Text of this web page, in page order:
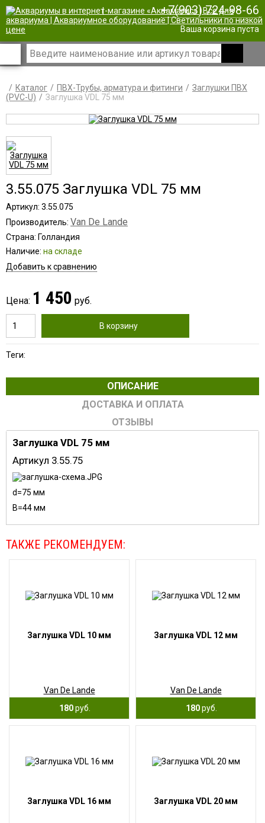
| +7(903) 724-98-66
Ваша корзина пуста
Каталог ПВХ-Трубы, арматура и фитинги
Заглушки ПВХ
(PVC-U)
Заглушка VDL 75 мм
3.55.075 Заглушка VDL 75 мм
Артикул: 3.55.075
Производитель: Van De Lande
Страна: Голландия
Наличие: на складе
Добавить к сравнению
Цена: 1 450 руб.
В корзину
Теги:
ОПИСАНИЕ
ДОСТАВКА И ОПЛАТА
ОТЗЫВЫ
Заглушка VDL 75 мм
Артикул 3.55.75
d=75 мм
B=44 мм
ТАКЖЕ РЕКОМЕНДУЕМ:
Заглушка VDL 10 мм
Van De Lande
180руб.
Заглушка VDL 12 мм
Van De Lande
180руб.
Заглушка VDL 16 мм Заглушка VDL 20 мм